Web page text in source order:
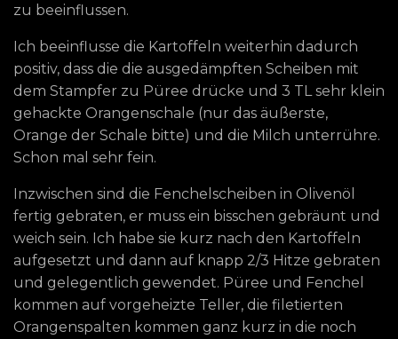
zu beeinflussen.
Ich beeinflusse die Kartoffeln weiterhin dadurch
positiv, dass die die ausgedämpften Scheiben mit
dem Stampfer zu Püree drücke und 3 TL sehr klein
gehackte Orangenschale (nur das äußerste,
Orange der Schale bitte) und die Milch unterrühre.
Schon mal sehr fein.
Inzwischen sind die Fenchelscheiben in Olivenöl
fertig gebraten, er muss ein bisschen gebräunt und
weich sein. Ich habe sie kurz nach den Kartoffeln
aufgesetzt und dann auf knapp 2/3 Hitze gebraten
und gelegentlich gewendet. Püree und Fenchel
kommen auf vorgeheizte Teller, die filetierten
Orangenspalten kommen ganz kurz in die noch